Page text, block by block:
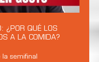
¿POR QUÉ LOS
A LA COMIDA?
semifinal